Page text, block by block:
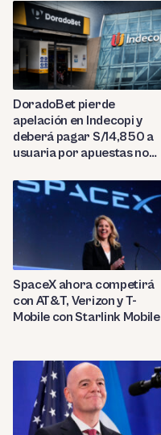
DoradoBet pierde
apelación en Indecopi y
deberá pagar S/14,850 a
usuaria por apuestas no
SpaceX ahora competirá
con AT&T, Verizon y T-
Mobile con Starlink Mobile